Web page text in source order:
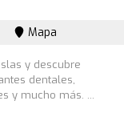
Mapa
y descubre
dentales,
y mucho más. ...